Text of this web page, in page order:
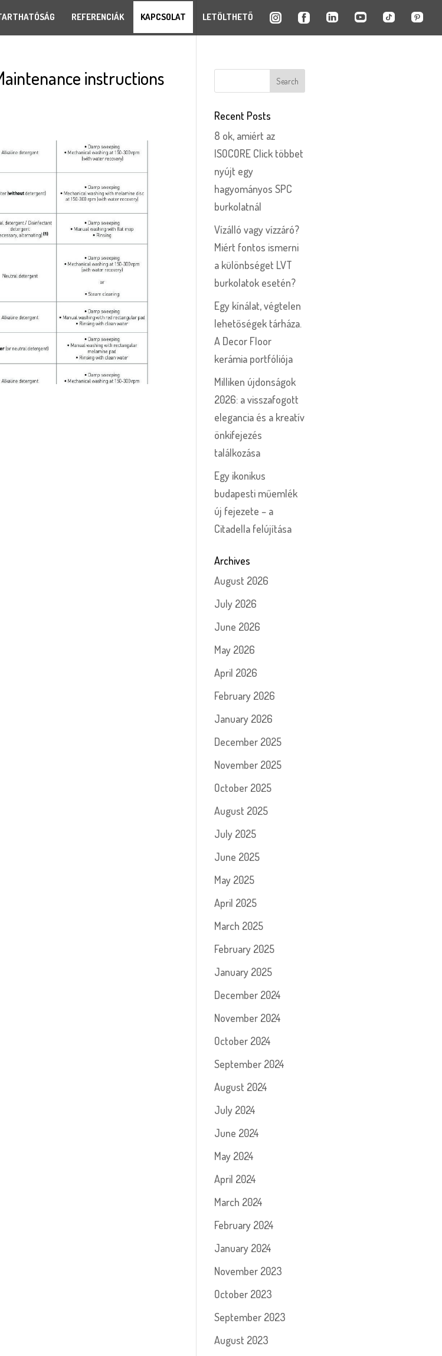
REFERENCIÁK KAPCSOLAT LETÖLTHETŐ
instructions
Recent Posts
8 ok, amiért az
ISOCORE Click többet
nyújt egy
hagyományos SPC
burkolatnál
Vízálló vagy vízzáró?
Miért fontos ismerni
a különbséget LVT
burkolatok esetén?
Egy kínálat, végtelen
lehetőségek tárháza.
A Decor Floor
kerámia portfóliója
Milliken újdonságok
2026: a visszafogott
elegancia és a kreatív
önkifejezés
találkozása
Egy ikonikus
budapesti műemlék
új fejezete – a
Citadella felújítása
Archives
August 2026
July 2026
June 2026
May 2026
April 2026
February 2026
January 2026
December 2025
November 2025
October 2025
August 2025
July 2025
June 2025
May 2025
April 2025
March 2025
February 2025
January 2025
December 2024
November 2024
October 2024
September 2024
August 2024
July 2024
June 2024
May 2024
April 2024
March 2024
February 2024
January 2024
November 2023
October 2023
September 2023
August 2023